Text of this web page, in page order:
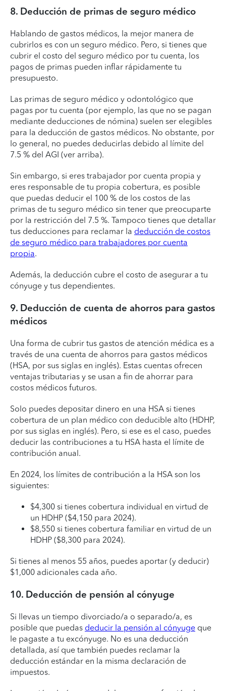
8. Deducción de primas de seguro médico
Hablando de gastos médicos, la mejor manera de
cubrirlos es con un seguro médico. Pero, si tienes que
cubrir el costo del seguro médico por tu cuenta, los
pagos de primas pueden inflar rápidamente tu
presupuesto.
Las primas de seguro médico y odontológico que
pagas por tu cuenta (por ejemplo, las que no se pagan
mediante deducciones de nómina) suelen ser elegibles
para la deducción de gastos médicos. No obstante, por
lo general, no puedes deducirlas debido al límite del
7.5 % del AGI (ver arriba).
Sin embargo, si eres trabajador por cuenta propia y
eres responsable de tu propia cobertura, es posible
que puedas deducir el 100 % de los costos de las
primas de tu seguro médico sin tener que preocuparte
por la restricción del 7.5 %. Tampoco tienes que detallar
tus deducciones para reclamar la deducción de costos
de seguro médico para trabajadores por cuenta
propia.
Además, la deducción cubre el costo de asegurar a tu
cónyuge y tus dependientes.
9. Deducción de cuenta de ahorros para gastos
médicos
Una forma de cubrir tus gastos de atención médica es a
través de una cuenta de ahorros para gastos médicos
(HSA, por sus siglas en inglés). Estas cuentas ofrecen
ventajas tributarias y se usan a fin de ahorrar para
costos médicos futuros.
Solo puedes depositar dinero en una HSA si tienes
cobertura de un plan médico con deducible alto (HDHP,
por sus siglas en inglés). Pero, si ese es el caso, puedes
deducir las contribuciones a tu HSA hasta el límite de
contribución anual.
En 2024, los límites de contribución a la HSA son los
siguientes:
$4,300 si tienes cobertura individual en virtud de
un HDHP ($4,150 para 2024).
$8,550 si tienes cobertura familiar en virtud de un
HDHP ($8,300 para 2024).
Si tienes al menos 55 años, puedes aportar (y deducir)
$1,000 adicionales cada año.
10. Deducción de pensión al cónyuge
Si llevas un tiempo divorciado/a o separado/a, es
posible que puedas deducir la pensión al cónyuge que
le pagaste a tu excónyuge. No es una deducción
detallada, así que también puedes reclamar la
deducción estándar en la misma declaración de
impuestos.